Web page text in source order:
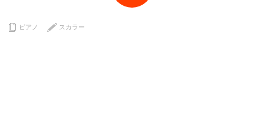
ピアノ スカラー